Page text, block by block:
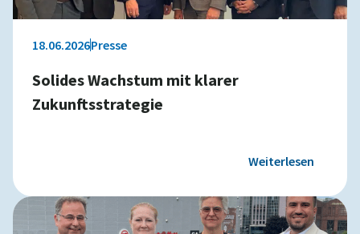
18.06.2026Presse
Solides Wachstum mit klarer
Zukunftsstrategie
Weiterlesen